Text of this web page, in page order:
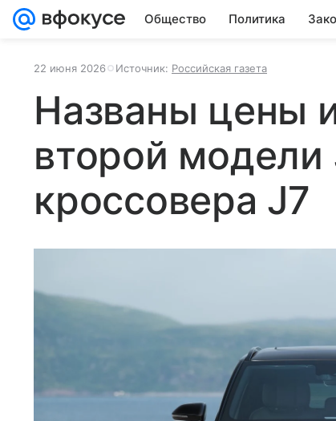
Общество Политика
22 июня 2026 Источник: Российская газета
Названы цены
второй модели
кроссовера J7